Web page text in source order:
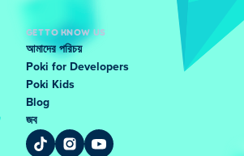
GET TO KNOW US
আমাদের পরিচয়
Poki for Developers
Poki Kids
Blog
জব